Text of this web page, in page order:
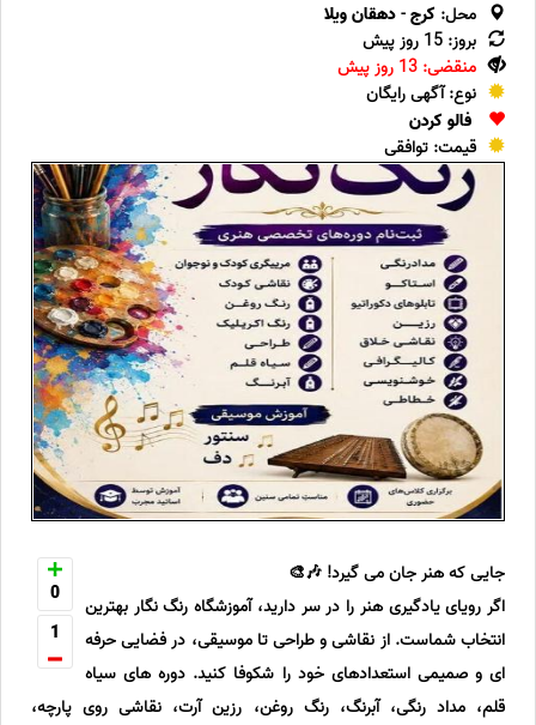
محل: کرج-دهقان ویلا
بروز: 15 روز پیش
منقضی: 13 روز پیش
نوع: آگهی رایگان
فالو کردن
قیمت: توافقی
0
1
جایی که هنر جان می گیرد! 🎶🎨
اگر رویای یادگیری هنر را در سر دارید، آموزشگاه رنگ نگار بهترین
انتخاب شماست. از نقاشی و طراحی تا موسیقی، در فضایی حرفه
ای و صمیمی استعدادهای خود را شکوفا کنید. دوره های سیاه
قلم، مداد رنگی، آبرنگ، رنگ روغن، رزین آرت، نقاشی روی پارچه،